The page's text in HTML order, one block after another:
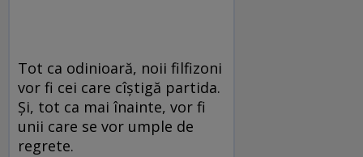
Tot ca odinioară, noii filfizoni
vor fi cei care cîștigă partida.
Și, tot ca mai înainte, vor fi
unii care se vor umple de
regrete.